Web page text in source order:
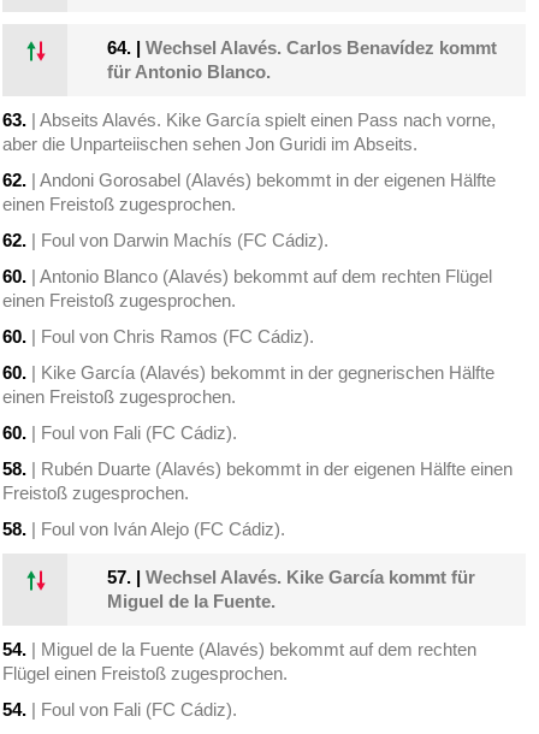
64. |Wechsel Alavés. Carlos Benavídez kommt
für Antonio Blanco.
63. | Abseits Alavés. Kike García spielt einen Pass nach vorne,
aber die Unparteiischen sehen Jon Guridi im Abseits.
62. | Andoni Gorosabel (Alavés) bekommt in der eigenen Hälfte
einen Freistoß zugesprochen.
62. | Foul von Darwin Machís (FC Cádiz).
60. | Antonio Blanco (Alavés) bekommt auf dem rechten Flügel
einen Freistoß zugesprochen.
60. | Foul von Chris Ramos (FC Cádiz).
60. | Kike García (Alavés) bekommt in der gegnerischen Hälfte
einen Freistoß zugesprochen.
60. | Foul von Fali (FC Cádiz).
58. | Rubén Duarte (Alavés) bekommt in der eigenen Hälfte einen
Freistoß zugesprochen.
58. | Foul von Iván Alejo (FC Cádiz).
57. |Wechsel Alavés. Kike García kommt für
Miguel de la Fuente.
54. | Miguel de la Fuente (Alavés) bekommt auf dem rechten
Flügel einen Freistoß zugesprochen.
54. | Foul von Fali (FC Cádiz).